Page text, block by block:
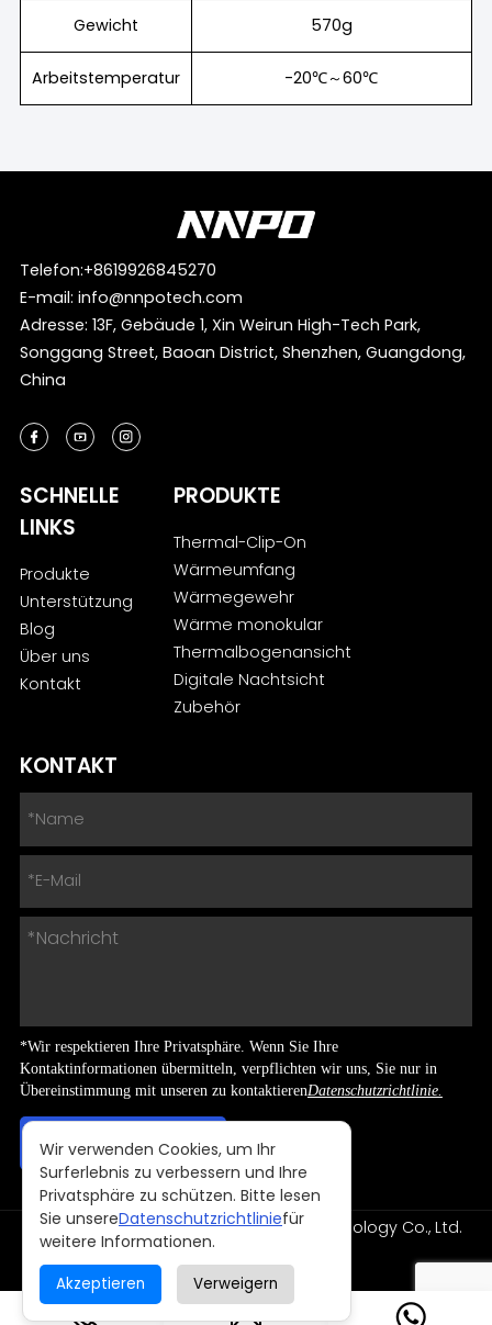
Gewicht 570g
Arbeitstemperatur -20℃～60℃
Telefon:+8619926845270
E-mail: info@nnpotech.com
Adresse: 13F, Gebäude 1, Xin Weirun High-Tech Park,
Songgang Street, Baoan District, Shenzhen, Guangdong,
China
SCHNELLE
LINKS
Produkte
Unterstützung
Blog
Über uns
Kontakt
PRODUKTE
Thermal-Clip-On
Wärmeumfang
Wärmegewehr
Wärme monokular
Thermalbogenansicht
Digitale Nachtsicht
Zubehör
KONTAKT
*Wir respektieren Ihre Privatsphäre. Wenn Sie Ihre
Kontaktinformationen übermitteln, verpflichten wir uns, Sie nur in
Übereinstimmung mit unseren zu kontaktierenDatenschutzrichtlinie.
Copyright © 2024 Shenzhen NNPO Technology Co., Ltd.
Alle Rechte vorbehalten
Entworfen von
Wir verwenden Cookies, um Ihr
Surferlebnis zu verbessern und Ihre
Privatsphäre zu schützen. Bitte lesen
Sie unsereDatenschutzrichtliniefür
weitere Informationen.
Akzeptieren Verweigern